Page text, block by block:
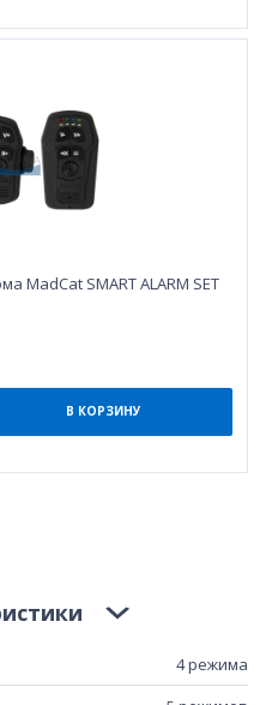
MadCat SMART ALARM SET
В КОРЗИНУ
4 режима